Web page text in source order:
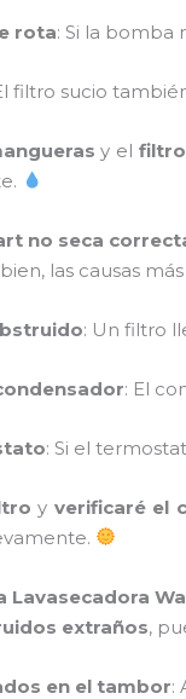
rota: Si la bomba
filtro sucio
y el
no seca
las causas
: Un filtro
: El
: Si el
y verificaré el
Lavasecadora
extraños,
en el tambor: